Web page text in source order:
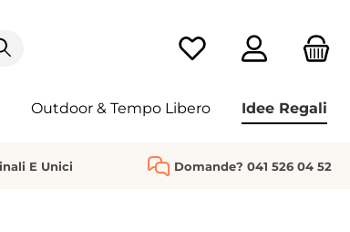
Hai 0 articoli nella
Outdoor & Tempo Libero Idee Regali
E Unici Domande? 041 526 04 52